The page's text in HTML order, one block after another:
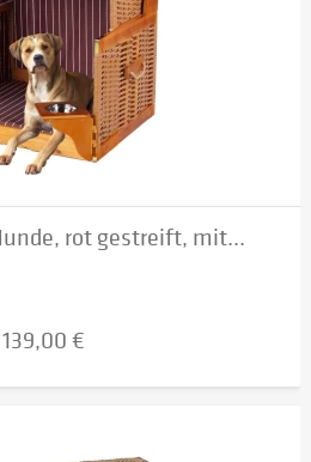
rot gestreift, mit...
139,00 €